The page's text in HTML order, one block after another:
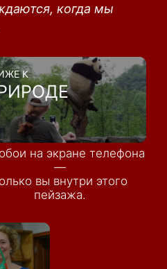
когда мы
К
на экране телефона
—
вы внутри этого
пейзажа.